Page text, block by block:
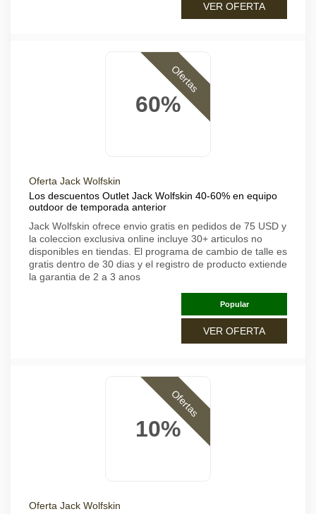
VER OFERTA
60%
Ofertas
Oferta Jack Wolfskin
Los descuentos Outlet Jack Wolfskin 40-60% en equipo
outdoor de temporada anterior
Jack Wolfskin ofrece envio gratis en pedidos de 75 USD y
la coleccion exclusiva online incluye 30+ articulos no
disponibles en tiendas. El programa de cambio de talle es
gratis dentro de 30 dias y el registro de producto extiende
la garantia de 2 a 3 anos
Popular
VER OFERTA
10%
Ofertas
Oferta Jack Wolfskin